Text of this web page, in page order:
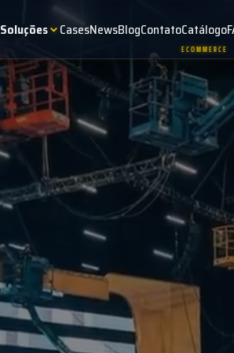
Soluções CasesNewsBlogContatoCatálogo
ECOMMERCE